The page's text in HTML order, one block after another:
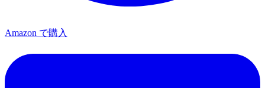
Amazon で購入